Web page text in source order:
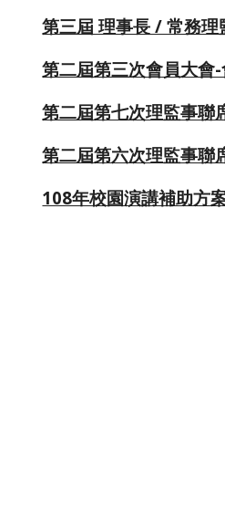
第三屆 理事長 / 常務
第二屆第三次會員大會
第二屆第七次理監事聯
第二屆第六次理監事聯
108年校園演講補助方